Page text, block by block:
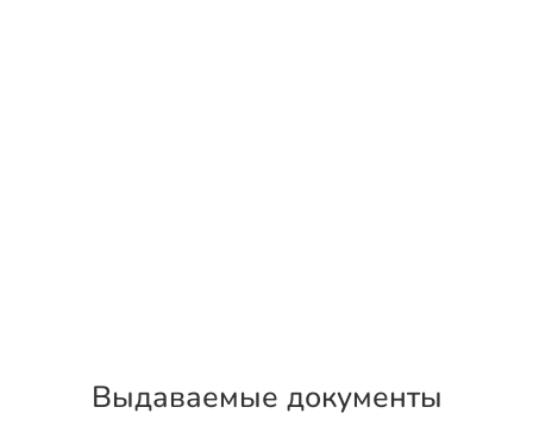
Выдаваемые документы